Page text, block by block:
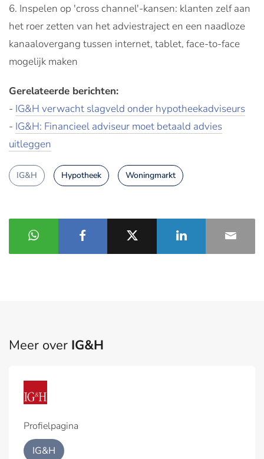
6. Inspelen op 'cross channel'-kansen: klanten zelf aan
het roer zetten van het adviestraject en een naadloze
kanaalovergang tussen internet, tablet, face-to-face
mogelijk maken
Gerelateerde berichten:
- IG&H verwacht slagveld onder hypotheekadviseurs
- IG&H: Financieel adviseur moet betaald advies
uitleggen
IG&H Hypotheek Woningmarkt
Meer over IG&H
Profielpagina
IG&H